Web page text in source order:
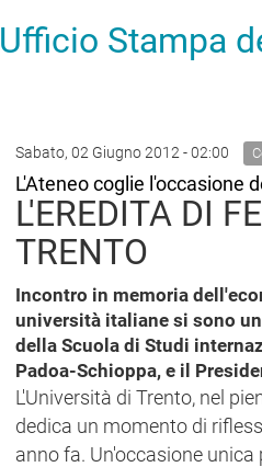
Ufficio Stampa
Sabato, 02 Giugno 2012 - 02:00
L'Ateneo coglie l'occasione
L'EREDITA DI
TRENTO
Incontro in memoria
università italiane si sono
della Scuola di Studi
Padoa-Schioppa, e il
L'Università di Trento, nel
dedica un momento di
anno fa. Un'occasione